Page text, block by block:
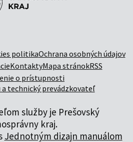
politikaOchrana osobných údajov
KontaktyMapa stránokRSS
o prístupnosti
a technický prevádzkovateľ
služby je Prešovský
kraj.
Jednotným dizajn manuálom